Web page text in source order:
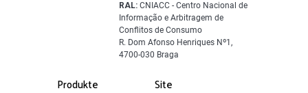
Produkte Site
RAL: CNIACC - Centro Nacional de
Informação e Arbitragem de
Conflitos de Consumo
R. Dom Afonso Henriques Nº1,
4700-030 Braga